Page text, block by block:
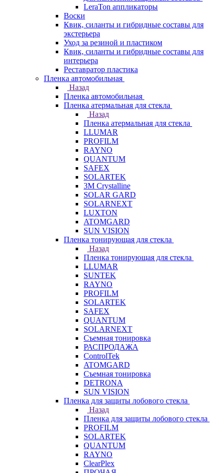
LeraTon аппликаторы
Воски
Квик, силанты и гибридные составы для
экстерьера
Уход за резиной и пластиком
Квик, силанты и гибридные составы для
интерьера
Реставратор пластика
Пленка автомобильная
Назад
Пленка автомобильная
Пленка атермальная для стекла
Назад
Пленка атермальная для стекла
LLUMAR
PROFILM
RAYNO
QUANTUM
SAFEX
SOLARTEK
3M Crystalline
SOLAR GARD
SOLARNEXT
LUXTON
ATOMGARD
SUN VISION
Пленка тонирующая для стекла
Назад
Пленка тонирующая для стекла
LLUMAR
SUNTEK
RAYNO
PROFILM
SOLARTEK
SAFEX
QUANTUM
SOLARNEXT
Съемная тонировка
РАСПРОДАЖА
ControlTek
ATOMGARD
Съемная тонировка
DETRONA
SUN VISION
Пленка для защиты лобового стекла
Назад
Пленка для защиты лобового стекла
PROFILM
SOLARTEK
QUANTUM
RAYNO
ClearPlex